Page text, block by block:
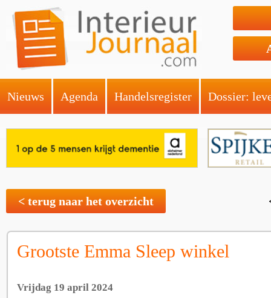
Nieuws Agenda Handelsregister Dossier:
< terug naar het overzicht
Grootste Emma Sleep winkel
Vrijdag 19 april 2024